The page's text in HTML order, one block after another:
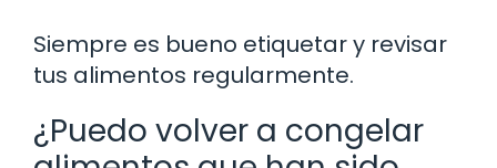
Siempre es bueno etiquetar y revisar
tus alimentos regularmente.
¿Puedo volver a congelar